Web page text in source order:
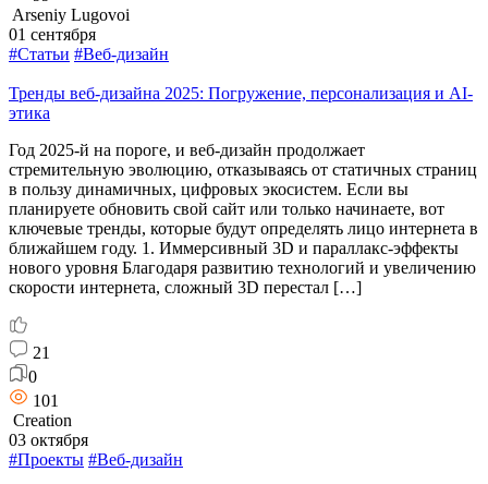
Arseniy Lugovoi
01 сентября
#Статьи #Веб-дизайн
Тренды веб-дизайна 2025: Погружение, персонализация и AI-
этика
Год 2025-й на пороге, и веб-дизайн продолжает
стремительную эволюцию, отказываясь от статичных страниц
в пользу динамичных, цифровых экосистем. Если вы
планируете обновить свой сайт или только начинаете, вот
ключевые тренды, которые будут определять лицо интернета в
ближайшем году. 1. Иммерсивный 3D и параллакс-эффекты
нового уровня Благодаря развитию технологий и увеличению
скорости интернета, сложный 3D перестал […]
21
0
101
Creation
03 октября
#Проекты #Веб-дизайн